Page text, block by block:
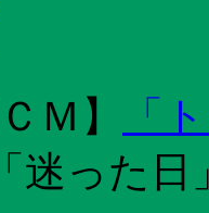
ＣＭ 】
「
迷った